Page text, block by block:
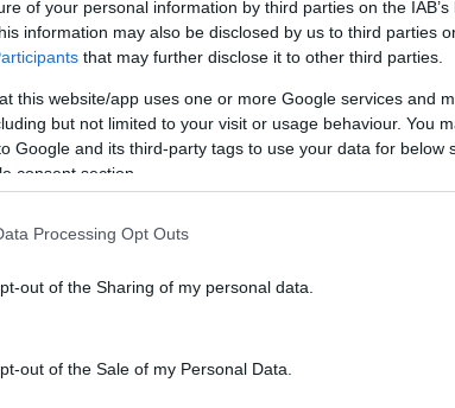
of your personal information by third parties on the
information may also be disclosed by us to third parties
that may further disclose it to other third parties.
this website/app uses one or more Google services and
but not limited to your visit or usage behaviour. You
Google and its third-party tags to use your data for below
consent section.
Processing Opt Outs
out of the Sharing of my personal data.
out of the Sale of my Personal Data.
para un uso mixto.